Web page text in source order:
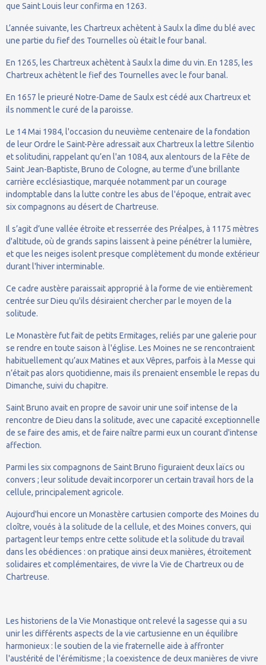
que Saint Louis leur confirma en 1263.
L’année suivante, les Chartreux achètent à Saulx la dîme du blé avec
une partie du fief des Tournelles où était le four banal.
En 1265, les Chartreux achètent à Saulx la dime du vin. En 1285, les
Chartreux achètent le fief des Tournelles avec le four banal.
En 1657 le prieuré Notre-Dame de Saulx est cédé aux Chartreux et
ils nomment le curé de la paroisse.
Le 14 Mai 1984, l'occasion du neuvième centenaire de la fondation
de leur Ordre le Saint-Père adressait aux Chartreux la lettre Silentio
et solitudini, rappelant qu’en l'an 1084, aux alentours de la Fête de
Saint Jean-Baptiste, Bruno de Cologne, au terme d’une brillante
carrière ecclésiastique, marquée notamment par un courage
indomptable dans la lutte contre les abus de l'époque, entrait avec
six compagnons au désert de Chartreuse.
Il s’agit d’une vallée étroite et resserrée des Préalpes, à 1175 mètres
d'altitude, où de grands sapins laissent à peine pénétrer la lumière,
et que les neiges isolent presque complètement du monde extérieur
durant l'hiver interminable.
Ce cadre austère paraissait approprié à la forme de vie entièrement
centrée sur Dieu qu'ils désiraient chercher par le moyen de la
solitude.
Le Monastère fut fait de petits Ermitages, reliés par une galerie pour
se rendre en toute saison à l'église. Les Moines ne se rencontraient
habituellement qu’aux Matines et aux Vêpres, parfois à la Messe qui
n’était pas alors quotidienne, mais ils prenaient ensemble le repas du
Dimanche, suivi du chapitre.
Saint Bruno avait en propre de savoir unir une soif intense de la
rencontre de Dieu dans la solitude, avec une capacité exceptionnelle
de se faire des amis, et de faire naître parmi eux un courant d'intense
affection.
Parmi les six compagnons de Saint Bruno figuraient deux laïcs ou
convers ; leur solitude devait incorporer un certain travail hors de la
cellule, principalement agricole.
Aujourd'hui encore un Monastère cartusien comporte des Moines du
cloître, voués à la solitude de la cellule, et des Moines convers, qui
partagent leur temps entre cette solitude et la solitude du travail
dans les obédiences : on pratique ainsi deux manières, étroitement
solidaires et complémentaires, de vivre la Vie de Chartreux ou de
Chartreuse.
Les historiens de la Vie Monastique ont relevé la sagesse qui a su
unir les différents aspects de la vie cartusienne en un équilibre
harmonieux : le soutien de la vie fraternelle aide à affronter
l'austérité de l'érémitisme ; la coexistence de deux manières de vivre